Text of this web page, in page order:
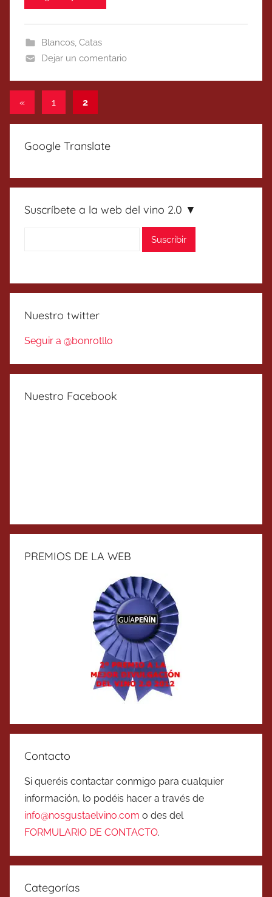
Blancos, Catas
Dejar un comentario
Paginación
de
entradas
«Entradas
1 2
Google Translate
Suscríbete a la web del vino 2.0 ▼
Nuestro twitter
Seguir a @bonrotllo
Nuestro Facebook
PREMIOS DE LA WEB
Contacto
Si queréis contactar conmigo para cualquier
información, lo podéis hacer a través de
info@nosgustaelvino.com o des del
FORMULARIO DE CONTACTO.
Categorías